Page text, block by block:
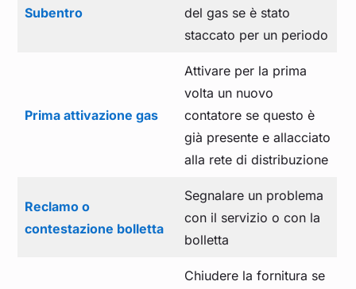
Subentro
del gas se è stato
staccato per un periodo
Prima attivazione gas
Attivare per la prima
volta un nuovo
contatore se questo è
già presente e allacciato
alla rete di distribuzione
Reclamo o
contestazione bolletta
Segnalare un problema
con il servizio o con la
bolletta
Chiudere la fornitura se